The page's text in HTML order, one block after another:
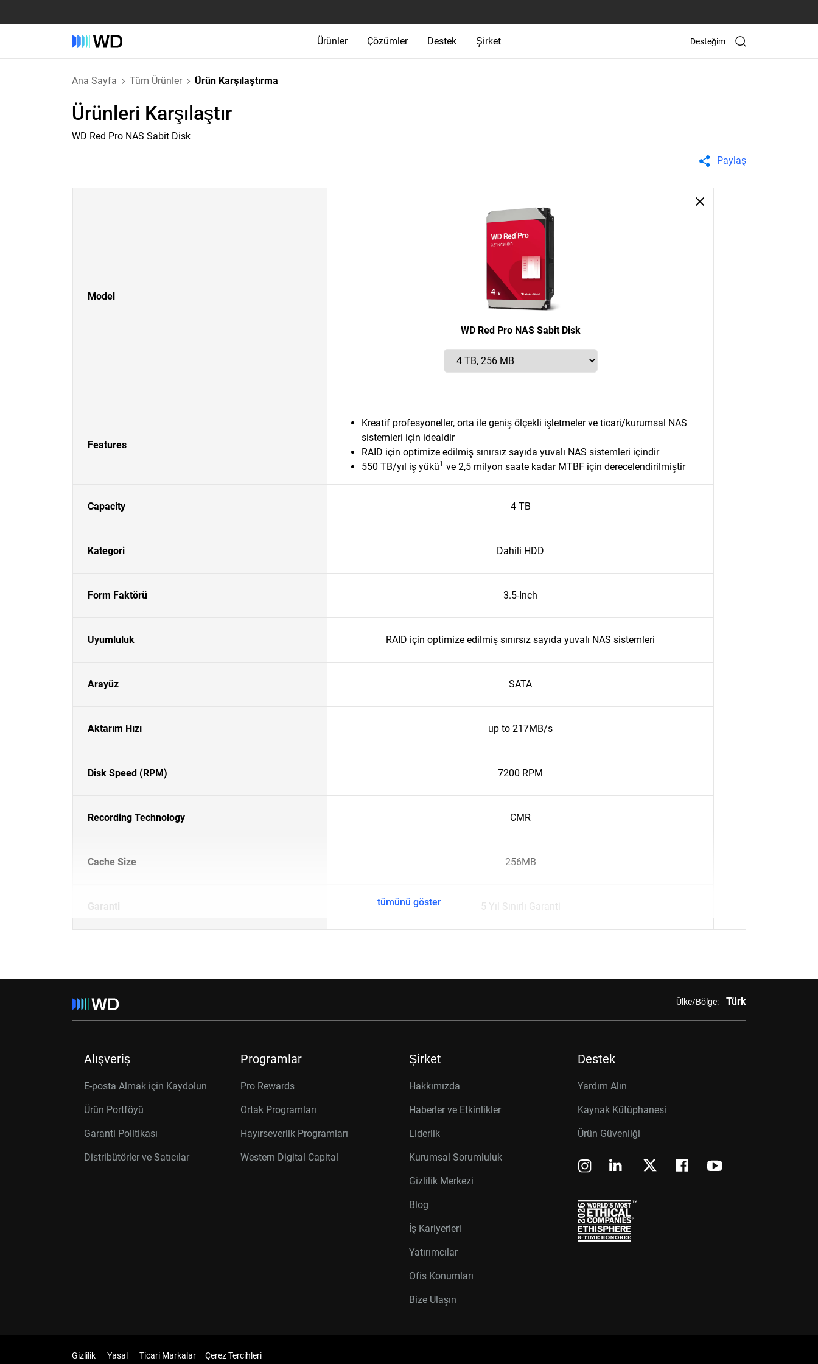
Ürünler Çözümler Destek Şirket Desteğim
Ana Sayfa Tüm Ürünler Ürün Karşılaştırma
Ürünleri Karşılaştır
WD Red Pro NAS Sabit Disk
Paylaş
Model
WD Red Pro NAS Sabit Disk
Features
Kreatif profesyoneller, orta ile geniş ölçekli işletmeler ve ticari/kurumsal NAS
sistemleri için idealdir
RAID için optimize edilmiş sınırsız sayıda yuvalı NAS sistemleri içindir
550 TB/yıl iş yükü1 ve 2,5 milyon saate kadar MTBF için derecelendirilmiştir
Capacity 4 TB
Kategori Dahili HDD
Form Faktörü 3.5-Inch
Uyumluluk RAID için optimize edilmiş sınırsız sayıda yuvalı NAS sistemleri
Arayüz SATA
Aktarım Hızı up to 217MB/s
Disk Speed (RPM) 7200 RPM
Recording Technology CMR
Cache Size 256MB
Garanti 5 Yıl Sınırlı Garanti
tümünü göster
Ülke/Bölge: Türk
Alışveriş
E-posta Almak için Kaydolun
Ürün Portföyü
Garanti Politikası
Distribütörler ve Satıcılar
Programlar
Pro Rewards
Ortak Programları
Hayırseverlik Programları
Western Digital Capital
Şirket
Hakkımızda
Haberler ve Etkinlikler
Liderlik
Kurumsal Sorumluluk
Gizlilik Merkezi
Blog
İş Kariyerleri
Yatırımcılar
Ofis Konumları
Bize Ulaşın
Destek
Yardım Alın
Kaynak Kütüphanesi
Ürün Güvenliği
Gizlilik Yasal Ticari Markalar Çerez Tercihleri